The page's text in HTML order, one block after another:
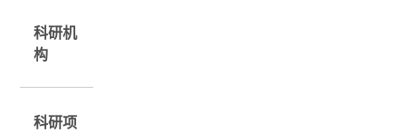
科研机
构
科研项